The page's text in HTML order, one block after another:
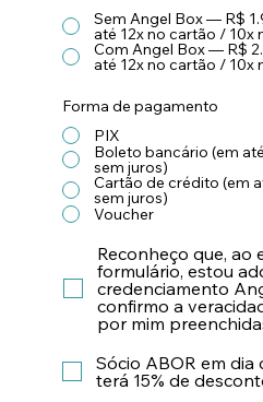
Sem Angel Box — R$
até 12x no cartão / 10x
Com Angel Box — R$
até 12x no cartão / 10x
Forma de pagamento
PIX
Boleto bancário (em
sem juros)
Cartão de crédito (em
sem juros)
Voucher
Sócio ABOR em dia
terá 15% de
Reconheço que, ao
formulário, estou
credenciamento
confirmo a
por mim